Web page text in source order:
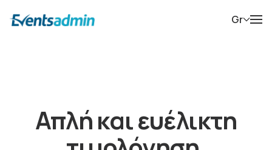
Gr
Απλή και ευέλικτη